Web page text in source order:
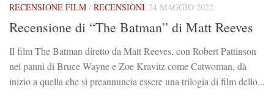
RECENSIONE FILM / RECENSIONI 24 MAGGIO 2022
Recensione di “The Batman” di Matt Reeves
Il film The Batman diretto da Matt Reeves, con Robert Pattinson
nei panni di Bruce Wayne e Zoe Kravitz come Catwoman, dà
inizio a quella che si preannuncia essere una trilogia di film dello...